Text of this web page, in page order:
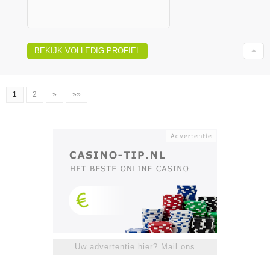
BEKIJK VOLLEDIG PROFIEL
1 2 » »»
Uw advertentie hier? Mail ons